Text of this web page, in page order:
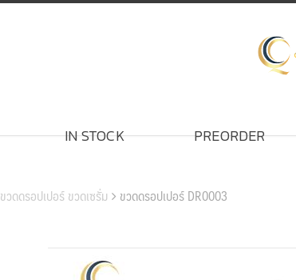
IN STOCK PREORDER
ขวดดรอปเปอร์ ขวดเซรั่ม ขวดดรอปเปอร์ DR0003